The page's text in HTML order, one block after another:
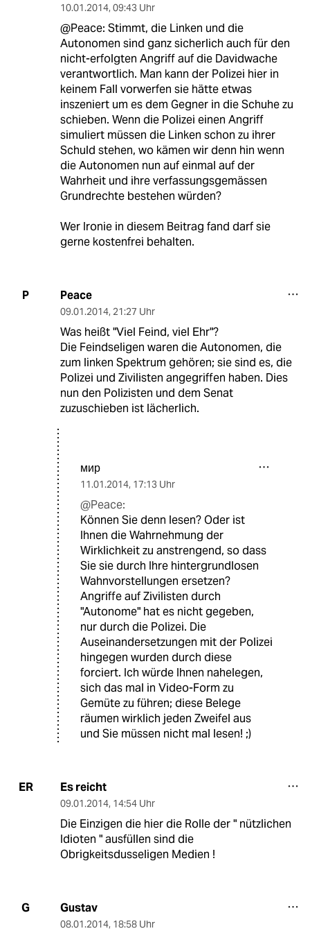
10.01.2014, 09:43 Uhr
@Peace: Stimmt, die Linken und die
Autonomen sind ganz sicherlich auch für den
nicht-erfolgten Angriff auf die Davidwache
verantwortlich. Man kann der Polizei hier in
keinem Fall vorwerfen sie hätte etwas
inszeniert um es dem Gegner in die Schuhe zu
schieben. Wenn die Polizei einen Angriff
simuliert müssen die Linken schon zu ihrer
Schuld stehen, wo kämen wir denn hin wenn
die Autonomen nun auf einmal auf der
Wahrheit und ihre verfassungsgemässen
Grundrechte bestehen würden?
Wer Ironie in diesem Beitrag fand darf sie
gerne kostenfrei behalten.
P Peace
09.01.2014, 21:27 Uhr
Was heißt "Viel Feind, viel Ehr"?
Die Feindseligen waren die Autonomen, die
zum linken Spektrum gehören; sie sind es, die
Polizei und Zivilisten angegriffen haben. Dies
nun den Polizisten und dem Senat
zuzuschieben ist lächerlich.
мир
11.01.2014, 17:13 Uhr
@Peace:
Können Sie denn lesen? Oder ist
Ihnen die Wahrnehmung der
Wirklichkeit zu anstrengend, so dass
Sie sie durch Ihre hintergrundlosen
Wahnvorstellungen ersetzen?
Angriffe auf Zivilisten durch
"Autonome" hat es nicht gegeben,
nur durch die Polizei. Die
Auseinandersetzungen mit der Polizei
hingegen wurden durch diese
forciert. Ich würde Ihnen nahelegen,
sich das mal in Video-Form zu
Gemüte zu führen; diese Belege
räumen wirklich jeden Zweifel aus
und Sie müssen nicht mal lesen! ;)
ER Es reicht
09.01.2014, 14:54 Uhr
Die Einzigen die hier die Rolle der " nützlichen
Idioten " ausfüllen sind die
Obrigkeitsdusseligen Medien !
G Gustav
08.01.2014, 18:58 Uhr